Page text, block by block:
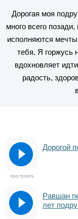
Дорогая моя
много всего
исполняются
тебя. Я горжусь
вдохновляет
радость,
Дорогой
прослушать
Равшан
лет